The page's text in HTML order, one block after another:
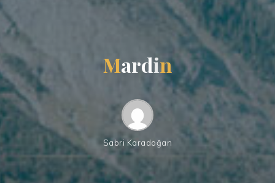
Mardin
Sabri Karadoğan